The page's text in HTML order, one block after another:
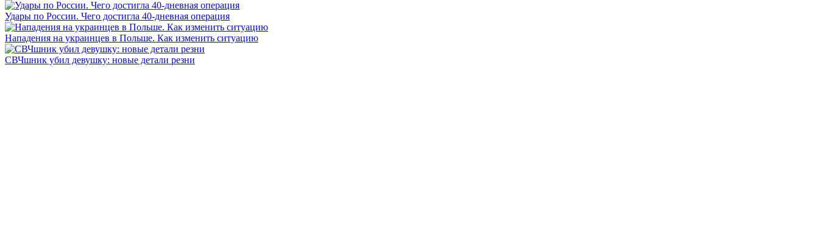
Удары по России. Чего достигла 40-дневная операция
Нападения на украинцев в Польше. Как изменить ситуацию
СВЧшник убил девушку: новые детали резни